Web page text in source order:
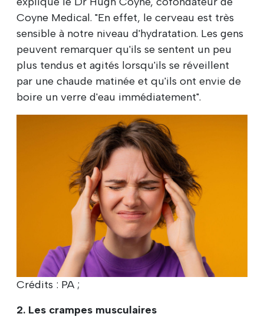
Coyne Medical. "En effet, le cerveau est très
sensible à notre niveau d'hydratation. Les gens
peuvent remarquer qu'ils se sentent un peu
plus tendus et agités lorsqu'ils se réveillent
par une chaude matinée et qu'ils ont envie de
boire un verre d'eau immédiatement".
Crédits : PA ;
2. Les crampes musculaires